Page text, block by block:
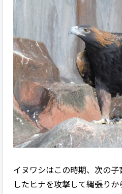
イヌワシはこの時期、次の
したヒナを攻撃して縄張り